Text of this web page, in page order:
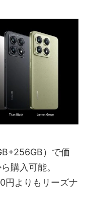
）で価
購入可能。
円よりもリーズナ